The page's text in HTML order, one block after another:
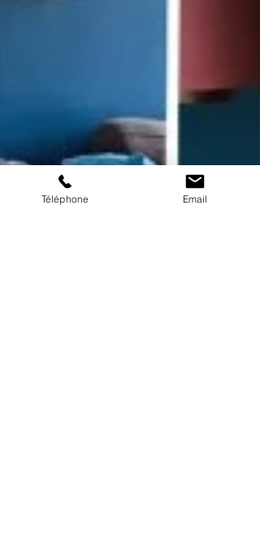
Téléphone Email